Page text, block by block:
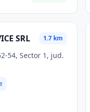
SRL 1.7 km